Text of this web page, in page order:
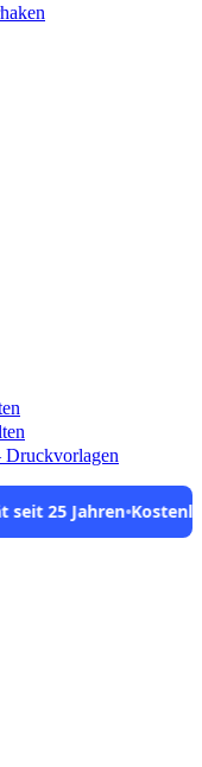
Druckvorlagen
•Kostenlose Vorlagen